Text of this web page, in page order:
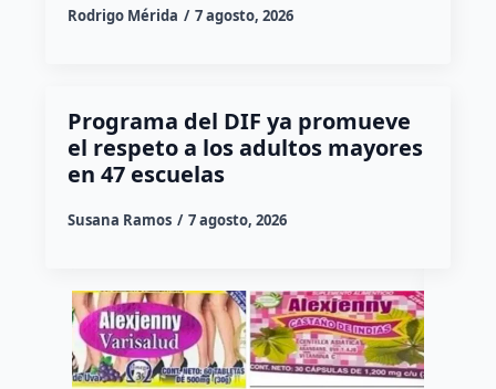
Rodrigo Mérida 7 agosto, 2026
Programa del DIF ya promueve
el respeto a los adultos mayores
en 47 escuelas
Susana Ramos 7 agosto, 2026